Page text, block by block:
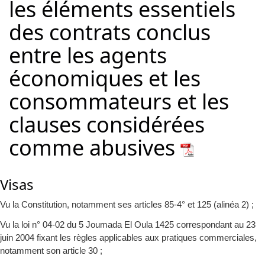
les éléments essentiels
des contrats conclus
entre les agents
économiques et les
consommateurs et les
clauses considérées
comme abusives
Visas
Vu la Constitution, notamment ses articles 85-4° et 125 (alinéa 2) ;
Vu la loi n° 04-02 du 5 Joumada El Oula 1425 correspondant au 23
juin 2004 fixant les règles applicables aux pratiques commerciales,
notamment son article 30 ;